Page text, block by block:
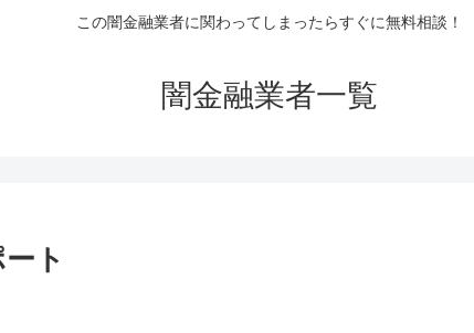
この闇金融業者に関わってしまったらすぐに無料相談！
闇金融業者一覧
ト